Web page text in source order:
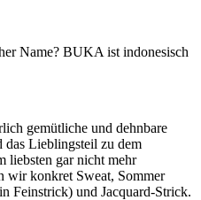
Name? BUKA ist indonesisch
gemütliche und dehnbare
das Lieblingsteil zu dem
liebsten gar nicht mehr
wir konkret Sweat, Sommer
Feinstrick) und Jacquard-Strick.